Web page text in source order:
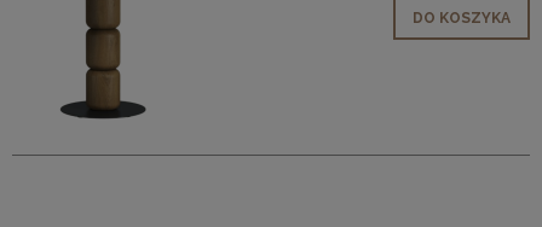
DO KOSZYKA